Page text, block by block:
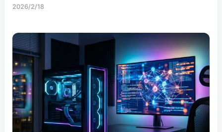
2026/2/18